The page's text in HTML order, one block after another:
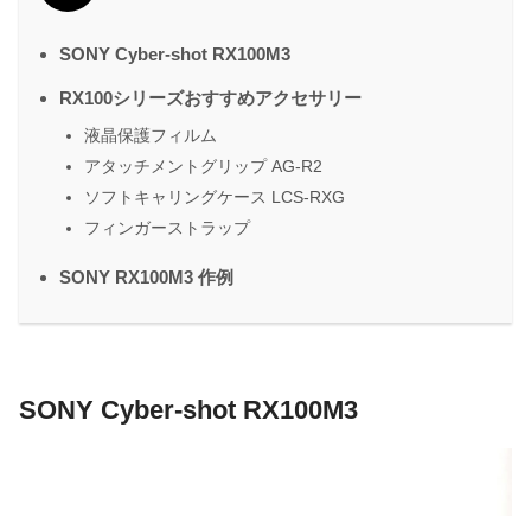
SONY Cyber-shot RX100M3
RX100シリーズおすすめアクセサリー
液晶保護フィルム
アタッチメントグリップ AG-R2
ソフトキャリングケース LCS-RXG
フィンガーストラップ
SONY RX100M3 作例
SONY Cyber-shot RX100M3